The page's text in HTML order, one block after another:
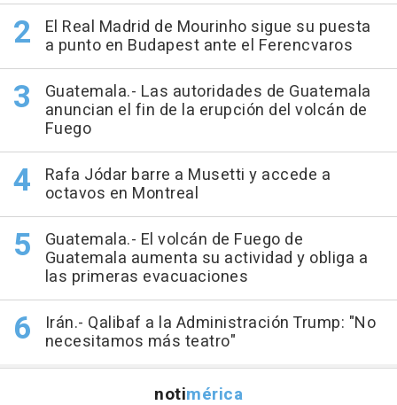
El Real Madrid de Mourinho sigue su puesta
a punto en Budapest ante el Ferencvaros
Guatemala.- Las autoridades de Guatemala
anuncian el fin de la erupción del volcán de
Fuego
Rafa Jódar barre a Musetti y accede a
octavos en Montreal
Guatemala.- El volcán de Fuego de
Guatemala aumenta su actividad y obliga a
las primeras evacuaciones
Irán.- Qalibaf a la Administración Trump: "No
necesitamos más teatro"
notimérica